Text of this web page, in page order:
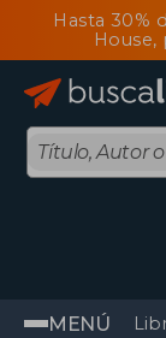
Hasta 30%
MENÚ